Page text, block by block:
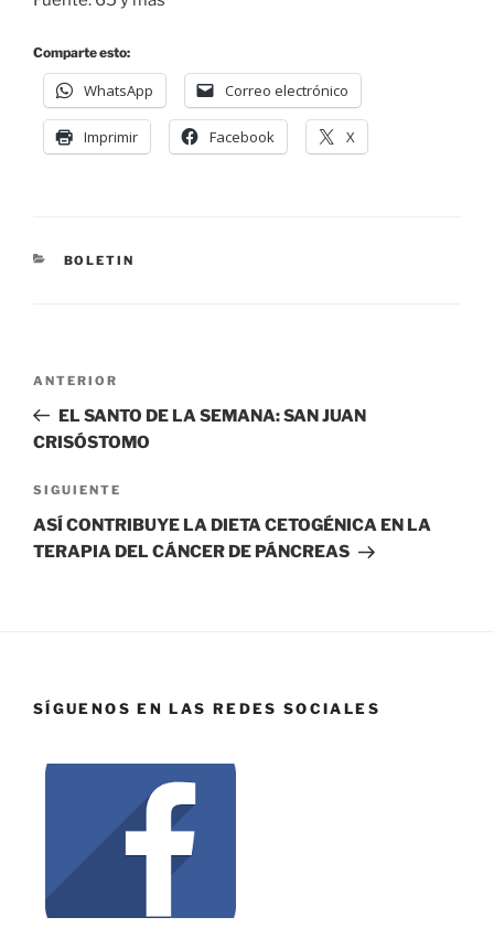
Comparte esto:
WhatsApp Correo electrónico
Imprimir Facebook X
BOLETIN
ANTERIOR
EL SANTO DE LA SEMANA: SAN JUAN
CRISÓSTOMO
SIGUIENTE
ASÍ CONTRIBUYE LA DIETA CETOGÉNICA EN LA
TERAPIA DEL CÁNCER DE PÁNCREAS
SÍGUENOS EN LAS REDES SOCIALES